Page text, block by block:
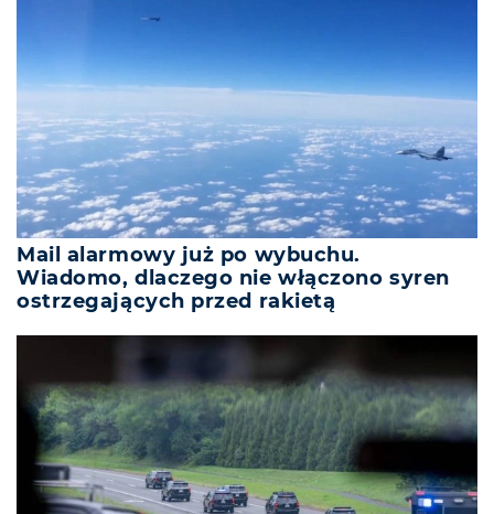
Mail alarmowy już po wybuchu.
Wiadomo, dlaczego nie włączono syren
ostrzegających przed rakietą